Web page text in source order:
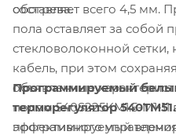
обогрева.
составляет всего 4,5 мм.
пола оставляет за собой
стекловолоконной сетки,
кабель, при этом
объявленные
полом 540S225KM1.5-M1-
программируемый
Программируемый
терморегулятор
эффективного